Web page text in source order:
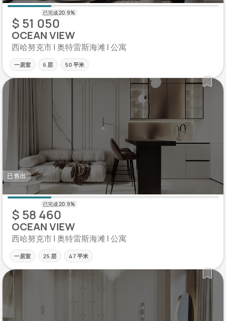
$ 51 050
OCEAN VIEW
西哈努克市 | 奥特雷斯海滩 | 公寓
一居室 6 层 50 平米
已售出
$ 58 460
OCEAN VIEW
西哈努克市 | 奥特雷斯海滩 | 公寓
一居室 25 层 47 平米